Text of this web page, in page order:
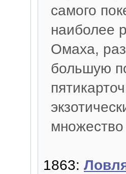
самого
наиболее
Омаха,
большую
множество
1863: